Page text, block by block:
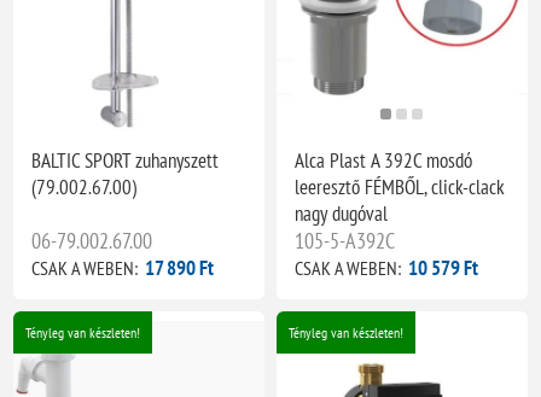
BALTIC SPORT zuhanyszett
(79.002.67.00)
06-79.002.67.00
CSAK A WEBEN: 17 890 Ft
Alca Plast A 392C mosdó
leeresztő FÉMBŐL, click-clack
nagy dugóval
105-5-A392C
CSAK A WEBEN: 10 579 Ft
Tényleg van készleten! Tényleg van készleten!